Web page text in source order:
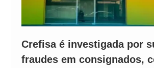
Crefisa é investigada por
fraudes em consignados,